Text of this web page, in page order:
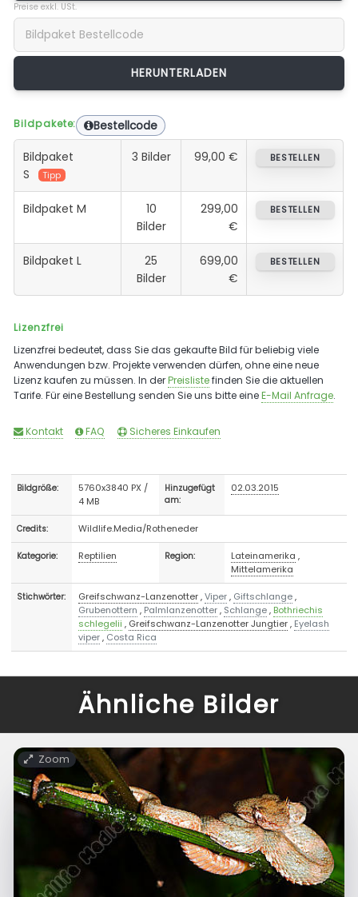
Preise exkl. USt.
Bildpakete: Bestellcode
Bildpaket
S
Tipp
3 Bilder 99,00 € BESTELLEN
Bildpaket M
10
Bilder
299,00
€
BESTELLEN
Bildpaket L
25
Bilder
699,00
€
BESTELLEN
Lizenzfrei
Lizenzfrei bedeutet, dass Sie das gekaufte Bild für beliebig viele
Anwendungen bzw. Projekte verwenden dürfen, ohne eine neue
Lizenz kaufen zu müssen. In derPreislistefinden Sie die aktuellen
Tarife. Für eine Bestellung senden Sie uns bitte eineE-Mail Anfrage.
Kontakt FAQ Sicheres Einkaufen
Bildgröße:
5760x3840 PX /
4 MB
Hinzugefügt
am:
02.03.2015
Credits: Wildlife.Media/Rotheneder
Kategorie: Reptilien Region: Lateinamerika ,
Mittelamerika
Stichwörter: Greifschwanz-Lanzenotter,Viper, Giftschlange,
Grubenottern , Palmlanzenotter, Schlange, Bothriechis
schlegelii , Greifschwanz-Lanzenotter Jungtier, Eyelash
viper, Costa Rica
Ähnliche Bilder
Zoom